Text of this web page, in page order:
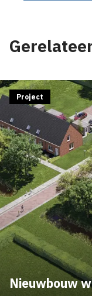
Nieuwbouw
Project